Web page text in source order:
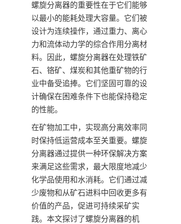
螺旋分离器的重要性在于它们能够
以最小的能耗处理大容量。它们被
设计为连续操作，通过重力、离心
力和流体动力学的综合作用分离材
料。因此，螺旋分离器在处理铁矿
石、铬矿、煤炭和其他重矿物的行
业中备受追捧。它们坚固可靠的设
计确保在困难条件下也能保持稳定
的性能。
在矿物加工中，实现高分离效率同
时保持低运营成本至关重要。螺旋
分离器通过提供一种环保解决方案
来满足这些需求，最大限度地减少
化学品使用和水消耗。它们通过减
少废物和从矿石进料中回收更多有
价值的产品，促进可持续采矿实
践。本文探讨了螺旋分离器的机